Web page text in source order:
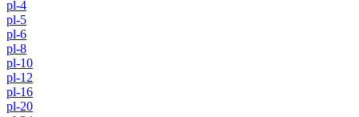
pl-4
pl-5
pl-6
pl-8
pl-10
pl-12
pl-16
pl-20